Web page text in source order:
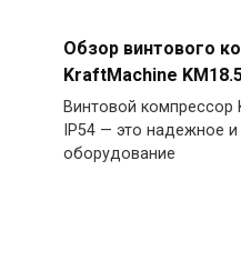
Обзор винтового
KraftMachine
Винтовой компрессор
IP54 — это надежное
оборудование